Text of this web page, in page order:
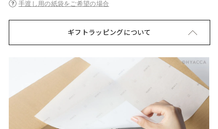
手渡し用の紙袋をご希望の場合
ギフトラッピングについて